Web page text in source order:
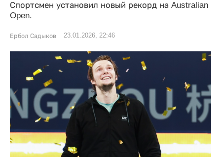
Спортсмен установил новый рекорд на Australian
Open.
Ербол Садыков 23.01.2026, 22:46